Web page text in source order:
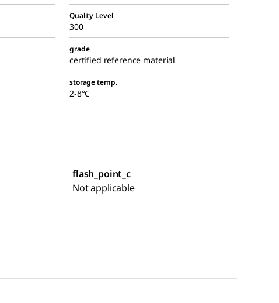
Quality Level
300
grade
certified reference material
storage temp.
2-8°C
flash_point_c
Not applicable